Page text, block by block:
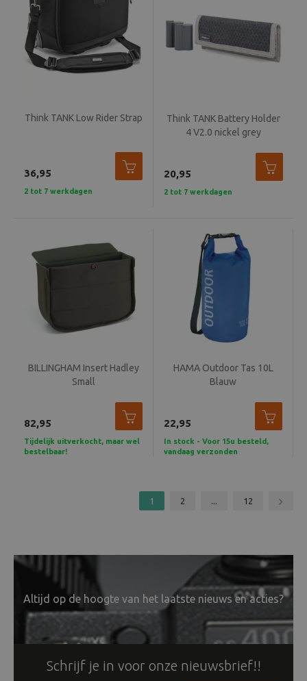
Think TANK Low Rider Strap
36,95
2 tot 7 werkdagen
Think TANK Battery Holder
4 V2.0 nickel grey
20,95
2 tot 7 werkdagen
BILLINGHAM Insert Hadley
Small
82,95
Tijdelijk uitverkocht, maar wel
bestelbaar!
HAMA Outdoor Tas 10L
Blauw
22,95
In stock - Voor 15u besteld,
vandaag verzonden
1 2 ... 12
Altijd op de hoogte van het laatste nieuws en acties?
Schrijf je in voor onze nieuwsbrief!!